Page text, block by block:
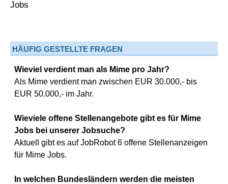
HÄUFIG GESTELLTE FRAGEN
Wieviel verdient man als Mime pro Jahr?
Als Mime verdient man zwischen EUR 30.000,- bis
EUR 50.000,- im Jahr.
Wieviele offene Stellenangebote gibt es für Mime
Jobs bei unserer Jobsuche?
Aktuell gibt es auf JobRobot 6 offene Stellenanzeigen
für Mime Jobs.
In welchen Bundesländern werden die meisten